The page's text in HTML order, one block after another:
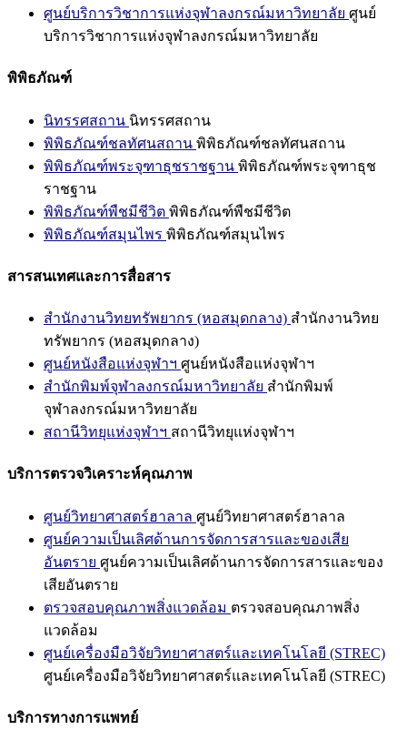
ศูนย์บริการวิชาการแห่งจุฬาลงกรณ์มหาวิทยาลัย ศูนย์
บริการวิชาการแห่งจุฬาลงกรณ์มหาวิทยาลัย
พิพิธภัณฑ์
นิทรรศสถาน นิทรรศสถาน
พิพิธภัณฑ์ชลทัศนสถาน พิพิธภัณฑ์ชลทัศนสถาน
พิพิธภัณฑ์พระจุฑาธุชราชฐาน พิพิธภัณฑ์พระจุฑาธุช
ราชฐาน
พิพิธภัณฑ์พืชมีชีวิต พิพิธภัณฑ์พืชมีชีวิต
พิพิธภัณฑ์สมุนไพร พิพิธภัณฑ์สมุนไพร
สารสนเทศและการสื่อสาร
สำนักงานวิทยทรัพยากร (หอสมุดกลาง) สำนักงานวิทย
ทรัพยากร (หอสมุดกลาง)
ศูนย์หนังสือแห่งจุฬาฯ ศูนย์หนังสือแห่งจุฬาฯ
สำนักพิมพ์จุฬาลงกรณ์มหาวิทยาลัย สำนักพิมพ์
จุฬาลงกรณ์มหาวิทยาลัย
สถานีวิทยุแห่งจุฬาฯ สถานีวิทยุแห่งจุฬาฯ
บริการตรวจวิเคราะห์คุณภาพ
ศูนย์วิทยาศาสตร์ฮาลาล ศูนย์วิทยาศาสตร์ฮาลาล
ศูนย์ความเป็นเลิศด้านการจัดการสารและของเสีย
อันตราย ศูนย์ความเป็นเลิศด้านการจัดการสารและของ
เสียอันตราย
ตรวจสอบคุณภาพสิ่งแวดล้อม ตรวจสอบคุณภาพสิ่ง
แวดล้อม
ศูนย์เครื่องมือวิจัยวิทยาศาสตร์และเทคโนโลยี (STREC)
ศูนย์เครื่องมือวิจัยวิทยาศาสตร์และเทคโนโลยี (STREC)
บริการทางการแพทย์